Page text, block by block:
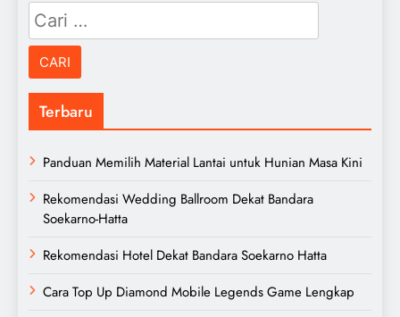
Cari
untuk:
Terbaru
Panduan Memilih Material Lantai untuk Hunian Masa Kini
Rekomendasi Wedding Ballroom Dekat Bandara
Soekarno-Hatta
Rekomendasi Hotel Dekat Bandara Soekarno Hatta
Cara Top Up Diamond Mobile Legends Game Lengkap